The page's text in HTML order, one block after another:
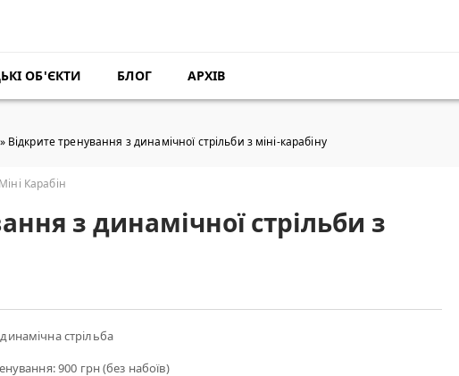
ОБ'ЄКТИ БЛОГ АРХІВ
» Відкрите тренування з динамічної стрільби з міні-карабіну
Міні Карабін
з динамічної стрільби з
стрільба
900 грн (без набоїв)